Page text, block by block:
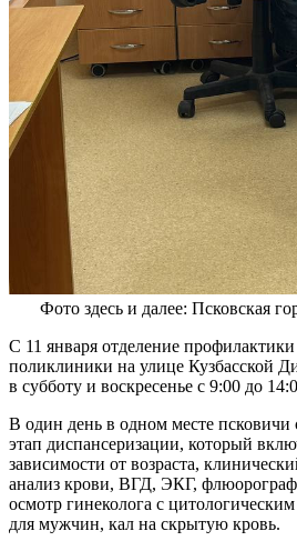
Фото здесь и далее: Псковская
С 11 января отделение
поликлиники на улице Кузбасской
в субботу и воскресенье с 9:00 до
В один день в одном месте
этап диспансеризации, который
зависимости от возраста,
анализ крови, ВГД, ЭКГ,
осмотр гинеколога с
для мужчин, кал на скрытую кровь.